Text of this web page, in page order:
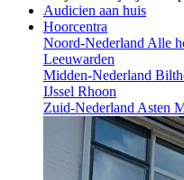
Audicien aan huis
Hoorcentra
Noord-NederlandAlle
Leeuwarden
Midden-Nederland
IJssel Rhoon
Zuid-NederlandAsten